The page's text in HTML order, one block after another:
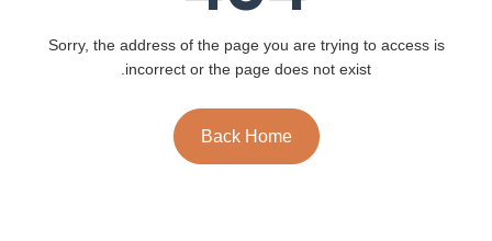
Sorry, the address of the page you are trying to access is
incorrect or the page does not exist.
Back Home